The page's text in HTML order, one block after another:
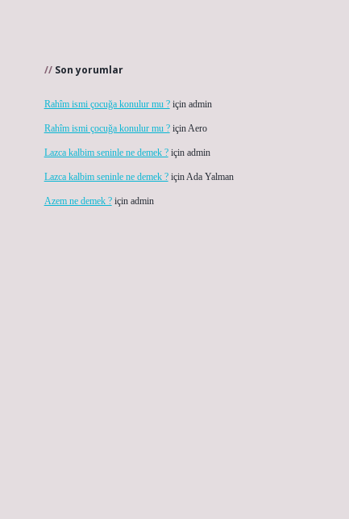
Son yorumlar
Rahîm ismi çocuğa konulur mu ?için admin
Rahîm ismi çocuğa konulur mu ?içinAero
Lazca kalbim seninle ne demek ?için admin
Lazca kalbim seninle ne demek ?içinAda Yalman
Azem ne demek ?için admin